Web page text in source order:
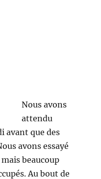
Nous avons
attendu
avant que des
avons essayé
beaucoup
Au bout de